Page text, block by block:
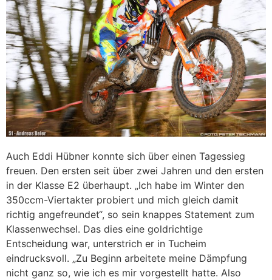
Auch Eddi Hübner konnte sich über einen Tagessieg
freuen. Den ersten seit über zwei Jahren und den ersten
in der Klasse E2 überhaupt. „Ich habe im Winter den
350ccm-Viertakter probiert und mich gleich damit
richtig angefreundet“, so sein knappes Statement zum
Klassenwechsel. Das dies eine goldrichtige
Entscheidung war, unterstrich er in Tucheim
eindrucksvoll. „Zu Beginn arbeitete meine Dämpfung
nicht ganz so, wie ich es mir vorgestellt hatte. Also